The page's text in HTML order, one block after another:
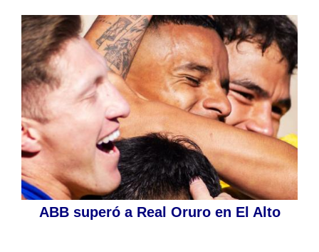
ABB superó a Real Oruro en El Alto